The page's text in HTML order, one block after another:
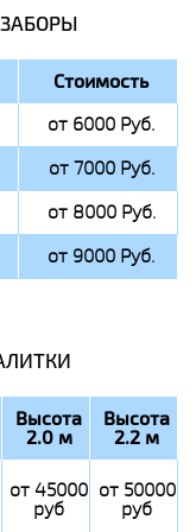
Стоимость
от 6000 Руб.
от 7000 Руб.
от 8000 Руб.
от 9000 Руб.
Высота
2.0 м
Высота
2.2 м
от 45000
руб
от 50000
руб